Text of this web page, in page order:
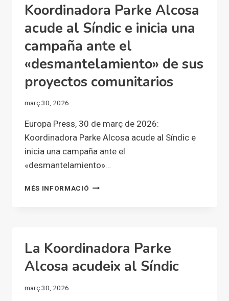
DEMANEN
UNA
RECTIFICACIÓ
EN
NOMENAMENT
JOSÉ
EN
LA
COMISSIÓ
DE
RECONSTRUCCIÓ
Koordinadora Parke Alcosa
acude al Síndic e inicia una
campaña ante el
«desmantelamiento» de sus
proyectos comunitarios
març 30, 2026
Europa Press, 30 de març de 2026:
Koordinadora Parke Alcosa acude al Síndic e
inicia una campaña ante el
«desmantelamiento»…
MÉS INFORMACIÓ KOORDINADORA
E
INICIA
UNA
La Koordinadora Parke
Alcosa acudeix al Síndic
març 30, 2026